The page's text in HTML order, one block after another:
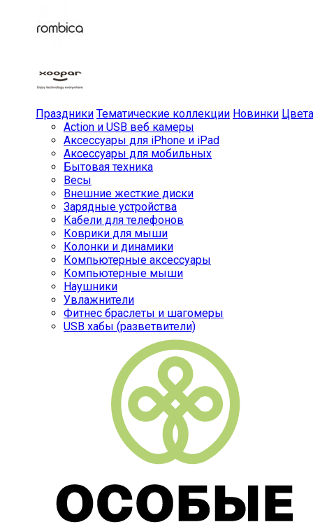
Праздники Тематические коллекции Новинки Цвета
Action и USB веб камеры
Аксессуары для iPhone и iPad
Аксессуары для мобильных
Бытовая техника
Весы
Внешние жесткие диски
Зарядные устройства
Кабели для телефонов
Коврики для мыши
Колонки и динамики
Компьютерные аксессуары
Компьютерные мыши
Наушники
Увлажнители
Фитнес браслеты и шагомеры
USB хабы (разветвители)